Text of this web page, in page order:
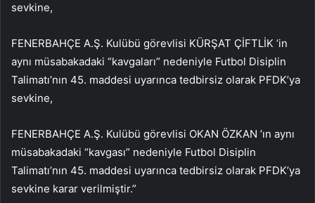
sevkine,
FENERBAHÇE A.Ş. Kulübü görevlisi KÜRŞAT ÇİFTLİK ’in
aynı müsabakadaki “kavgaları” nedeniyle Futbol Disiplin
Talimatı’nın 45. maddesi uyarınca tedbirsiz olarak PFDK’ya
sevkine,
FENERBAHÇE A.Ş. Kulübü görevlisi OKAN ÖZKAN ’ın aynı
müsabakadaki “kavgası” nedeniyle Futbol Disiplin
Talimatı’nın 45. maddesi uyarınca tedbirsiz olarak PFDK’ya
sevkine karar verilmiştir.”